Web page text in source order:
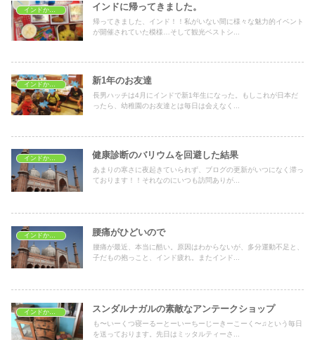
インドに帰ってきました。
帰ってきました、インド！！私がいない間に様々な魅力的イベント
が開催されていた模様…そして観光ベストシ...
新1年のお友達
長男ハッチは4月にインドで新1年生になった。もしこれが日本だ
ったら、幼稚園のお友達とは毎日は会えなく...
インドから一時帰国 健康診断のバリウムを回避した結果
あまりの寒さに夜起きていられず、ブログの更新がいつになく滞っ
ております！！それなのにいつも訪問ありが...
腰痛がひどいので
腰痛が最近、本当に酷い。原因はわからないが、多分運動不足と、
子だもの抱っこと、インド疲れ。またインド...
インドから一時帰国 スンダルナガルの素敵なアンテークショップ
も〜いーくつ寝ーるーとーいーちーじーきーこーく〜♫という毎日
を送っております。先日はミッタルティーさ...